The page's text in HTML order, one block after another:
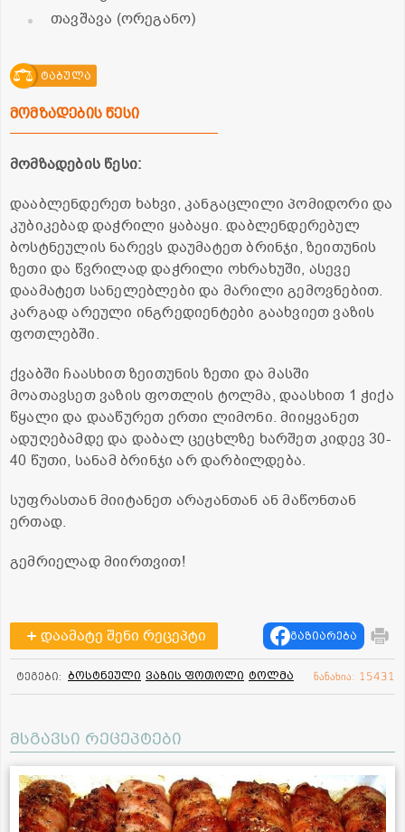
თავშავა (ორეგანო)
ტაბულა
მომზადების წესი
მომზადების წესი:
დააბლენდერეთ ხახვი, კანგაცლილი პომიდორი და
კუბიკებად დაჭრილი ყაბაყი. დაბლენდერებულ
ბოსტნეულის ნარევს დაუმატეთ ბრინჯი, ზეითუნის
ზეთი და წვრილად დაჭრილი ოხრახუში, ასევე
დაამატეთ სანელებლები და მარილი გემოვნებით.
კარგად არეული ინგრედიენტები გაახვიეთ ვაზის
ფოთლებში.
ქვაბში ჩაასხით ზეითუნის ზეთი და მასში
მოათავსეთ ვაზის ფოთლის ტოლმა, დაასხით 1 ჭიქა
წყალი და დააწურეთ ერთი ლიმონი. მიიყვანეთ
ადუღებამდე და დაბალ ცეცხლზე ხარშეთ კიდევ 30-
40 წუთი, სანამ ბრინჯი არ დარბილდება.
სუფრასთან მიიტანეთ არაჟანთან ან მაწონთან
ერთად.
გემრიელად მიირთვით!
დაამატე შენი რეცეპტი გაზიარება
ტეგები: ბოსტნეული ვაზის ფოთოლი ტოლმა ნანახია: 15431
მსგავსი რეცეპტები